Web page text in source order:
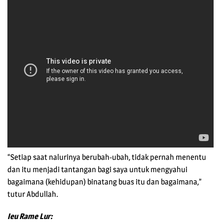
“Setiap saat nalurinya berubah-ubah, tidak pernah menentu
dan itu menjadi tantangan bagi saya untuk mengyahui
bagaimana (kehidupan) binatang buas itu dan bagaimana,”
tutur Abdullah.
Ieu Rame Lur: